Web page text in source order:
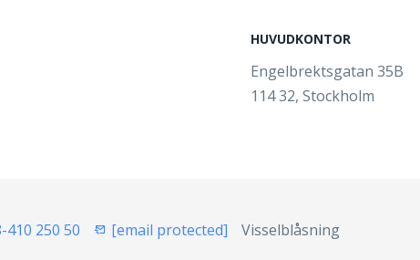
HUVUDKONTOR
Engelbrektsgatan 35B
114 32, Stockholm
410 250 50 [email protected] Visselblåsning